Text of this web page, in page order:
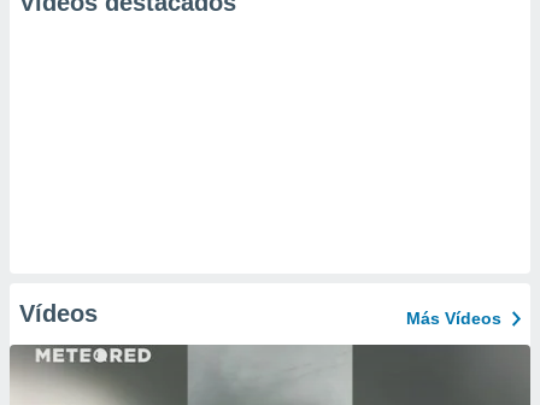
Vídeos Más Vídeos